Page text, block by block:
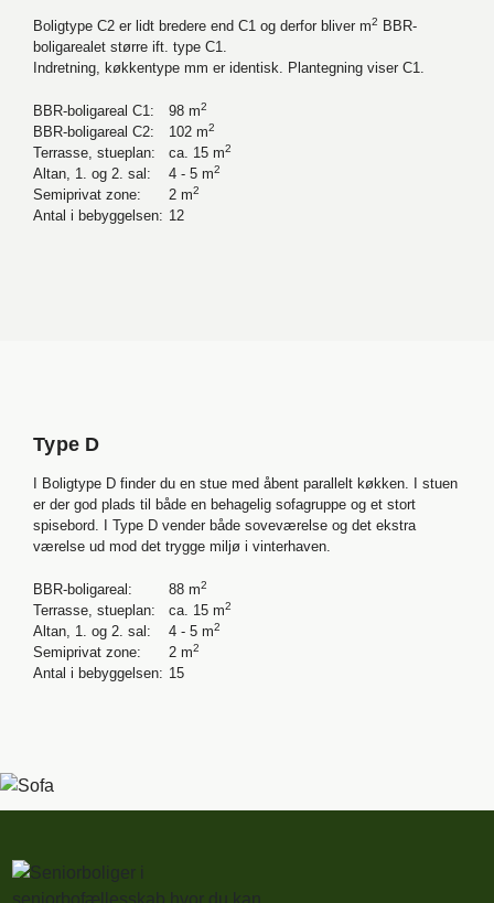
Boligtype C2 er lidt bredere end C1 og derfor bliver m2
BBR-
boligarealet større ift. type C1.
Indretning, køkkentype mm er identisk. Plantegning viser C1.
BBR-boligareal C1: 98 m2
BBR-boligareal C2: 102 m2
Terrasse, stueplan: ca. 15 m2
Altan, 1. og 2. sal: 4 - 5 m2
Semiprivat zone: 2 m2
Antal i bebyggelsen: 12
Type D
I Boligtype D finder du en stue med åbent parallelt køkken. I stuen
er der god plads til både en behagelig sofagruppe og et stort
spisebord. I Type D vender både soveværelse og det ekstra
værelse ud mod det trygge miljø i vinterhaven.
BBR-boligareal: 88 m2
Terrasse, stueplan: ca. 15 m2
Altan, 1. og 2. sal: 4 - 5 m2
Semiprivat zone: 2 m2
Antal i bebyggelsen: 15